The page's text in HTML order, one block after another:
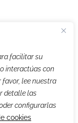
facilitar su
interactúas con
lee nuestra
detalle las
configurarlas
cookies